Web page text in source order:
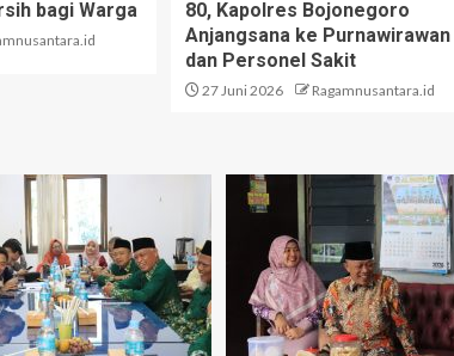
bagi Warga
80, Kapolres Bojonegoro
Anjangsana ke Purnawirawan
dan Personel Sakit
27 Juni 2026 Ragamnusantara.id